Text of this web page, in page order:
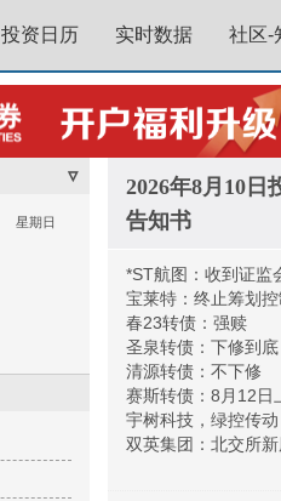
投资日历 实时数据 社区-
▿
星期日
2026年8月10
告知书
*ST航图：收到证监
宝莱特：终止筹划
春23转债：强赎
圣泉转债：下修到底
清源转债：不下修
赛斯转债：8月12日
宇树科技，绿控传
双英集团：北交所